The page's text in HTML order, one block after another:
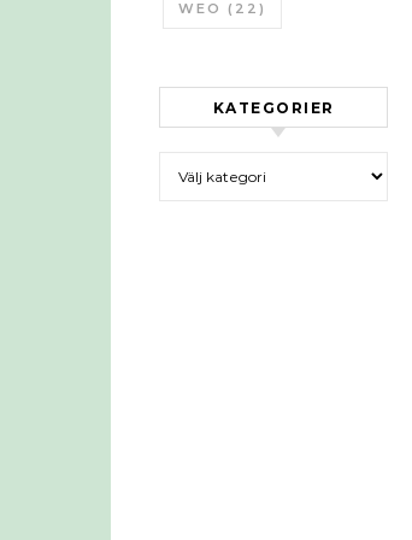
WEO (22)
KATEGORIER